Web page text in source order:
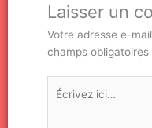
Laisser un
Votre adresse e-
champs
Écrivez
ici…